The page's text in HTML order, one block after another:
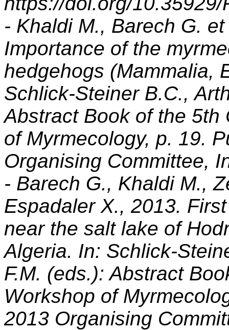
- Khaldi M., Barech G.
Importance of the
hedgehogs (Mammalia,
Schlick-Steiner B.C.,
Abstract Book of the 5th
of Myrmecology, p. 19.
Organising Committee,
- Barech G., Khaldi M.,
Espadaler X., 2013.
near the salt lake of
Algeria. In: Schlick-
F.M. (eds.): Abstract
Workshop of
2013 Organising